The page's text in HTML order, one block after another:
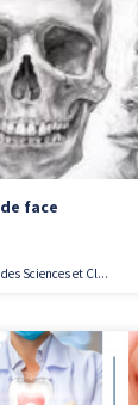
face
Sciences et Cl...